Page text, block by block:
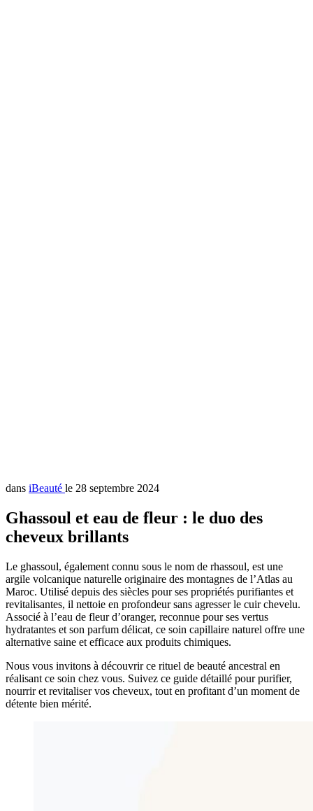
dans iBeauté le 28 septembre 2024
Ghassoul et eau de fleur : le duo des
cheveux brillants
Le ghassoul, également connu sous le nom de rhassoul, est une
argile volcanique naturelle originaire des montagnes de l’Atlas au
Maroc. Utilisé depuis des siècles pour ses propriétés purifiantes et
revitalisantes, il nettoie en profondeur sans agresser le cuir chevelu.
Associé à l’eau de fleur d’oranger, reconnue pour ses vertus
hydratantes et son parfum délicat, ce soin capillaire naturel offre une
alternative saine et efficace aux produits chimiques.
Nous vous invitons à découvrir ce rituel de beauté ancestral en
réalisant ce soin chez vous. Suivez ce guide détaillé pour purifier,
nourrir et revitaliser vos cheveux, tout en profitant d’un moment de
détente bien mérité.